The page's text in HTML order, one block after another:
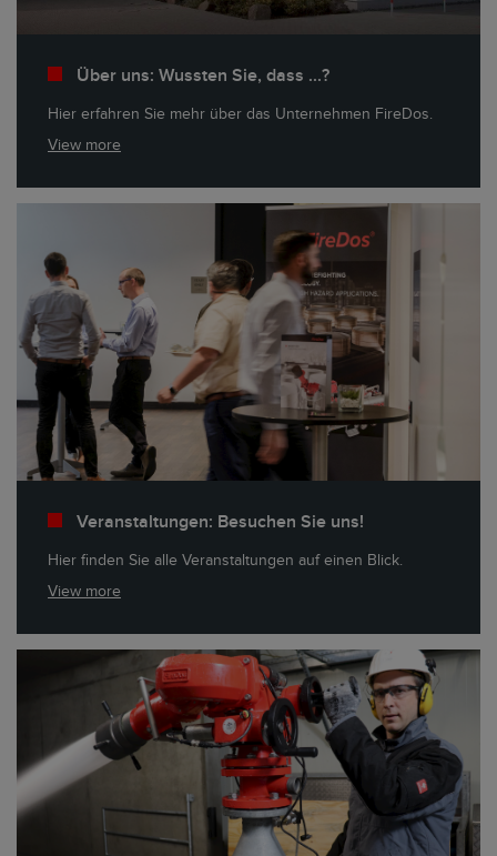
Über uns: Wussten Sie, dass ...?
Hier erfahren Sie mehr über das Unternehmen FireDos.
View more
Veranstaltungen: Besuchen Sie uns!
Hier finden Sie alle Veranstaltungen auf einen Blick.
View more